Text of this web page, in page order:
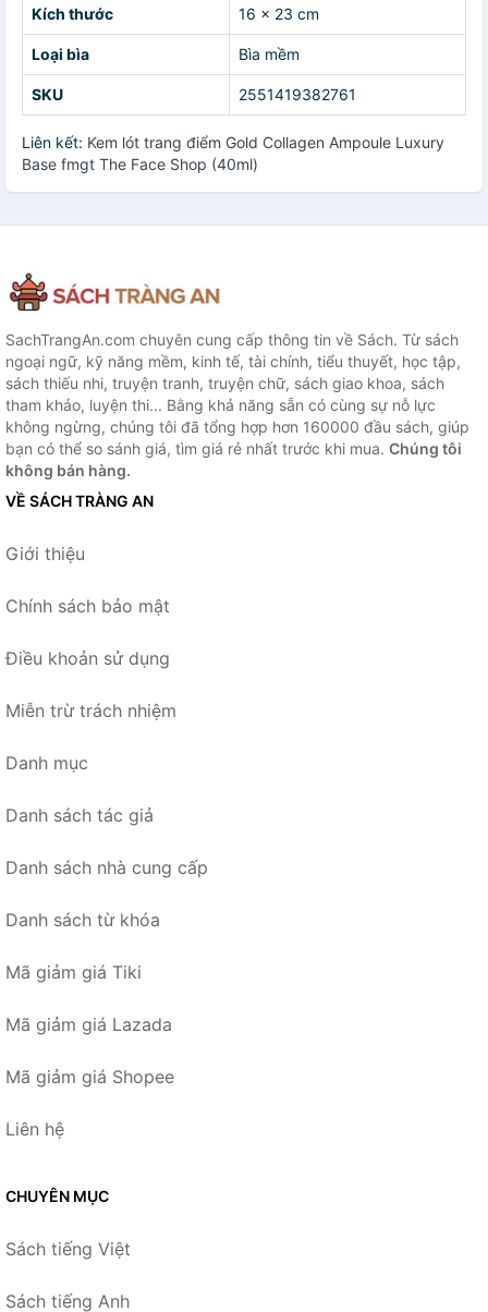
Kích thước 16 x 23 cm
Loại bìa Bìa mềm
SKU 2551419382761
Liên kết: Kem lót trang điểm Gold Collagen Ampoule Luxury
Base fmgt The Face Shop (40ml)
SachTrangAn.com chuyên cung cấp thông tin về Sách. Từ sách
ngoại ngữ, kỹ năng mềm, kinh tế, tài chính, tiểu thuyết, học tập,
sách thiếu nhi, truyện tranh, truyện chữ, sách giao khoa, sách
tham khảo, luyện thi... Bằng khả năng sẵn có cùng sự nỗ lực
không ngừng, chúng tôi đã tổng hợp hơn 160000 đầu sách, giúp
bạn có thể so sánh giá, tìm giá rẻ nhất trước khi mua. Chúng tôi
không bán hàng.
VỀ SÁCH TRÀNG AN
Giới thiệu
Chính sách bảo mật
Điều khoản sử dụng
Miễn trừ trách nhiệm
Danh mục
Danh sách tác giả
Danh sách nhà cung cấp
Danh sách từ khóa
Mã giảm giá Tiki
Mã giảm giá Lazada
Mã giảm giá Shopee
Liên hệ
CHUYÊN MỤC
Sách tiếng Việt
Sách tiếng Anh